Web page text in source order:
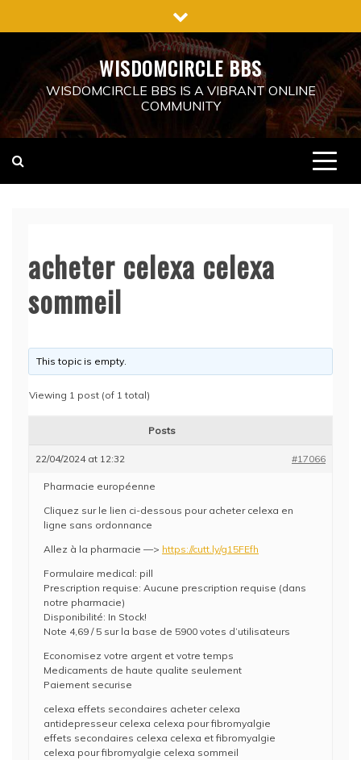
to
WISDOMCIRCLE BBS
WISDOMCIRCLE BBS IS A VIBRANT ONLINE
COMMUNITY
acheter celexa celexa
sommeil
This topic is empty.
Viewing 1 post (of 1 total)
Posts
22/04/2024 at 12:32 #17066
Pharmacie européenne
Cliquez sur le lien ci-dessous pour acheter celexa en
ligne sans ordonnance
Allez à la pharmacie —> https://cutt.ly/g15FEfh
Formulaire medical: pill
Prescription requise: Aucune prescription requise (dans
notre pharmacie)
Disponibilité: In Stock!
Note 4,69 / 5 sur la base de 5900 votes d’utilisateurs
Economisez votre argent et votre temps
Medicaments de haute qualite seulement
Paiement securise
celexa effets secondaires acheter celexa
antidepresseur celexa celexa pour fibromyalgie
effets secondaires celexa celexa et fibromyalgie
celexa pour fibromyalgie celexa sommeil